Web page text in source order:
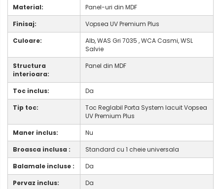
Material:
Panel-uri din MDF
Finisaj:
Vopsea UV Premium Plus
Culoare:
Alb, WAS Gri 7035 , WCA Casmi, WSL
Salvie
Structura
interioara:
Panel din MDF
Toc inclus:
Da
Tip toc:
Toc Reglabil Porta System lacuit Vopsea
UV Premium Plus
Maner inclus:
Nu
Broasca inclusa :
Standard cu 1 cheie universala
Balamale incluse :
Da
Pervaz inclus:
Da